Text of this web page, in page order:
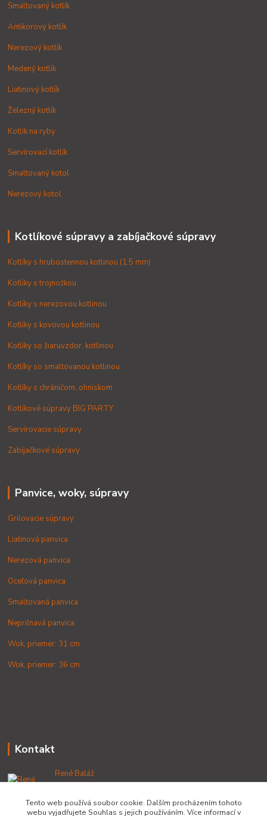
Smaltovaný kotlík
Antikorový kotlík
Nerezový kotlík
Medený kotlík
Liatinový kotlík
Železný kotlík
Kotlík na ryby
Servírovací kotlík
Smaltovaný kotol
Nerezový kotol
Kotlíkové súpravy a zabíjačkové súpravy
Kotlíky s hrubostennou kotlinou (1,5 mm)
Kotlíky s trojnožkou
Kotlíky s nerezovou kotlinou
Kotlíky s kovovou kotlinou
Kotlíky so žiaruvzdor. kotlinou
Kotlíky so smaltovanou kotlinou
Kotlíky s chráničom, ohniskom
Kotlíkové súpravy BIG PARTY
Servírovacie súpravy
Zabíjačkové súpravy
Panvice, woky, súpravy
Grilovacie súpravy
Liatinová panvica
Nerezová panvica
Oceľová panvica
Smaltovaná panvica
Nepriľnavá panvica
Wok, priemer: 31 cm
Wok, priemer: 36 cm
Kontakt
René Baláž
+421 902 212 007
od 8:00 - do 16:00 hod
Tento web používá soubor cookie. Dalším procházením tohoto
webu vyjadřujete Souhlas s jejich používáním. Více informací v